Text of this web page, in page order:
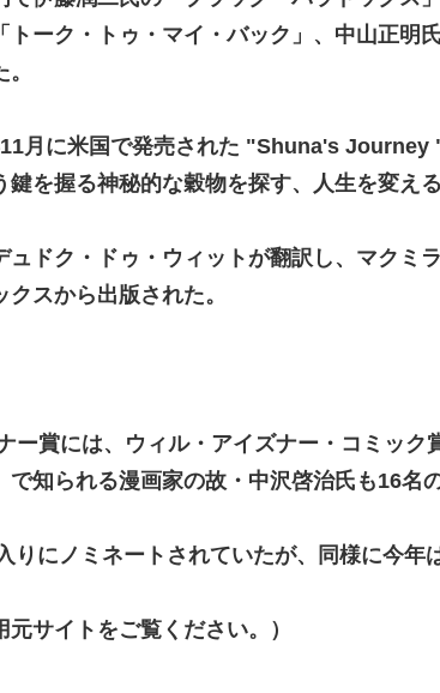
トーク・トゥ・マイ・バック」、中山正明
月に米国で発売された "Shuna's Journey
を握る神秘的な穀物を探す、人生を変え
ュドク・ドゥ・ウィットが翻訳し、マクミ
スから出版された。
ー賞には、ウィル・アイズナー・コミック
知られる漫画家の故・中沢啓治氏も16名
りにノミネートされていたが、同様に今年
サイトをご覧ください。）